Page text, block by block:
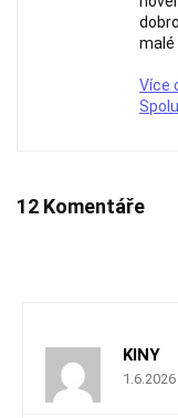
malé
Více
12 Komentáře
KINY